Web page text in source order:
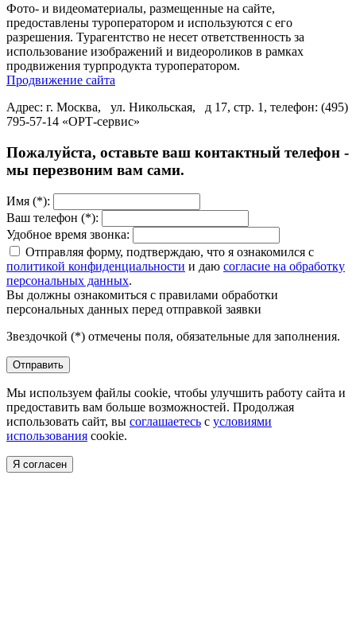
Фото- и видеоматериалы, размещенные на сайте,
предоставлены туроператором и используются с его
разрешения. Турагентство не несет ответственность за
использование изображений и видеороликов в рамках
продвижения турпродукта туроператором.
Продвижение сайта
Адрес: г. Москва, ул. Никольская, д 17, стр. 1, телефон: (495)
795-57-14 «ОРТ-сервис»
Пожалуйста, оставьте ваш контактный телефон -
мы перезвоним вам сами.
Имя (*):
Ваш телефон (*):
Удобное время звонка:
Отправляя форму, подтверждаю, что я ознакомился с
политикой конфиденциальности и даю согласие на обработку
персональных данных.
Вы должны ознакомиться с правилами обработки
персональных данных перед отправкой заявки
Звездочкой (*) отмечены поля, обязательные для заполнения.
Отправить
Мы используем файлы cookie, чтобы улучшить работу сайта и
предоставить вам больше возможностей. Продолжая
использовать сайт, вы соглашаетесь с условиями
использования cookie.
Я согласен